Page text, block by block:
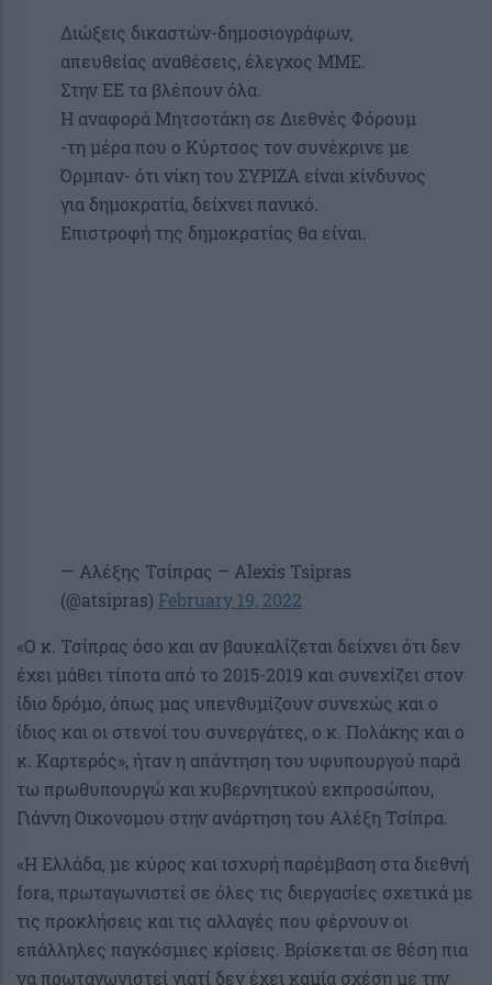
Διώξεις δικαστών-δημοσιογράφων,
απευθείας αναθέσεις, έλεγχος ΜΜΕ.
Στην ΕΕ τα βλέπουν όλα.
Η αναφορά Μητσοτάκη σε Διεθνές Φόρουμ
-τη μέρα που ο Κύρτσος τον συνέκρινε με
Όρμπαν- ότι νίκη του ΣΥΡΙΖΑ είναι κίνδυνος
για δημοκρατία, δείχνει πανικό.
Επιστροφή της δημοκρατίας θα είναι.
— Αλέξης Τσίπρας – Alexis Tsipras
(@atsipras) February 19, 2022
«Ο κ. Τσίπρας όσο και αν βαυκαλίζεται δείχνει ότι δεν
έχει μάθει τίποτα από το 2015-2019 και συνεχίζει στον
ίδιο δρόμο, όπως μας υπενθυμίζουν συνεχώς και ο
ίδιος και οι στενοί του συνεργάτες, ο κ. Πολάκης και ο
κ. Καρτερός», ήταν η απάντηση του υφυπουργού παρά
τω πρωθυπουργώ και κυβερνητικού εκπροσώπου,
Γιάννη Οικονομου στην ανάρτηση του Αλέξη Τσίπρα.
«Η Ελλάδα, με κύρος και ισχυρή παρέμβαση στα διεθνή
fora, πρωταγωνιστεί σε όλες τις διεργασίες σχετικά με
τις προκλήσεις και τις αλλαγές που φέρνουν οι
επάλληλες παγκόσμιες κρίσεις. Βρίσκεται σε θέση πια
να πρωταγωνιστεί γιατί δεν έχει καμία σχέση με την